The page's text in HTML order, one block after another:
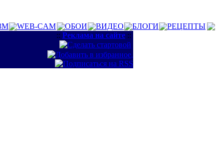
WEB-CAM ОБОИ ВИДЕО БЛОГИ
РЕЦЕПТЫ
:: Реклама на сайте ::